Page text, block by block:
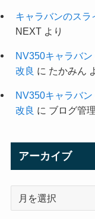
キャラバンのスラ
NEXTより
NV350キャラバ
改良 に たかみん
NV350キャラバ
改良 に ブログ管
アーカイブ